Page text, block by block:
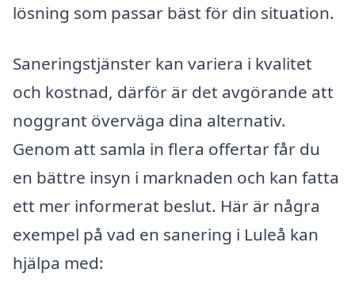
lösning som passar bäst för din situation.
Saneringstjänster kan variera i kvalitet
och kostnad, därför är det avgörande att
noggrant överväga dina alternativ.
Genom att samla in flera offertar får du
en bättre insyn i marknaden och kan fatta
ett mer informerat beslut. Här är några
exempel på vad en sanering i Luleå kan
hjälpa med: